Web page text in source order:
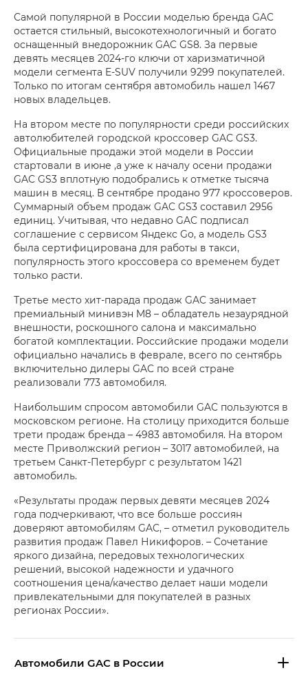
Самой популярной в России моделью бренда GAC
остается стильный, высокотехнологичный и богато
оснащенный внедорожник GAC GS8. За первые
девять месяцев 2024-го ключи от харизматичной
модели сегмента E-SUV получили 9299 покупателей.
Только по итогам сентября автомобиль нашел 1467
новых владельцев.
На втором месте по популярности среди российских
автолюбителей городской кроссовер GAC GS3.
Официальные продажи этой модели в России
стартовали в июне ,а уже к началу осени продажи
GAC GS3 вплотную подобрались к отметке тысяча
машин в месяц. В сентябре продано 977 кроссоверов.
Суммарный объем продаж GAC GS3 составил 2956
единиц. Учитывая, что недавно GAC подписал
соглашение с сервисом Яндекс Go, а модель GS3
была сертифицирована для работы в такси,
популярность этого кроссовера со временем будет
только расти.
Третье место хит-парада продаж GAC занимает
премиальный минивэн M8 – обладатель незаурядной
внешности, роскошного салона и максимально
богатой комплектации. Российские продажи модели
официально начались в феврале, всего по сентябрь
включительно дилеры GAC по всей стране
реализовали 773 автомобиля.
Наибольшим спросом автомобили GAC пользуются в
московском регионе. На столицу приходится больше
трети продаж бренда – 4983 автомобиля. На втором
месте Приволжский регион – 3017 автомобилей, на
третьем Санкт-Петербург с результатом 1421
автомобиль.
«Результаты продаж первых девяти месяцев 2024
года подчеркивают, что все больше россиян
доверяют автомобилям GAC, – отметил руководитель
развития продаж Павел Никифоров. – Сочетание
яркого дизайна, передовых технологических
решений, высокой надежности и удачного
соотношения цена/качество делает наши модели
привлекательными для покупателей в разных
регионах России».
Aвтомобили GAC в России